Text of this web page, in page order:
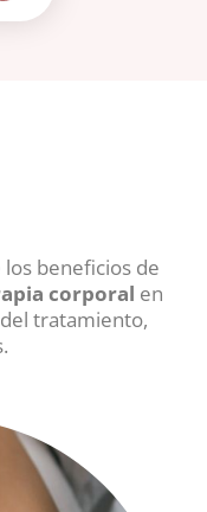
beneficios de
corporal en
tratamiento,